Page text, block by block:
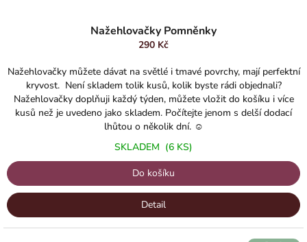
Nažehlovačky Pomněnky
290 Kč
Nažehlovačky můžete dávat na světlé i tmavé povrchy, mají perfektní
kryvost. Není skladem tolik kusů, kolik byste rádi objednali?
Nažehlovačky doplňuji každý týden, můžete vložit do košíku i více
kusů než je uvedeno jako skladem. Počítejte jenom s delší dodací
lhůtou o několik dní. ☺️
SKLADEM (6 KS)
Do košíku
Detail